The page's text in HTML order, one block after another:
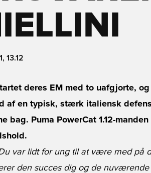
13.12
deres EM med to uafgjorte,
af en typisk, stærk italiensk
bag. Puma PowerCat 1.12-
var lidt for ung til at være med på
den succes dig og de